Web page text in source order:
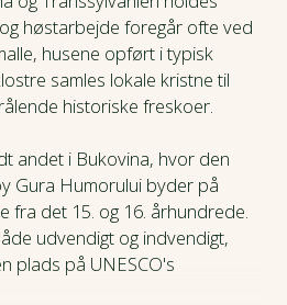
høstarbejde foregår ofte ved
husene opført i typisk
samles lokale kristne til
historiske freskoer.
andet i Bukovina, hvor den
Gura Humorului byder på
fra det 15. og 16. århundrede.
udvendigt og indvendigt,
plads på UNESCO's